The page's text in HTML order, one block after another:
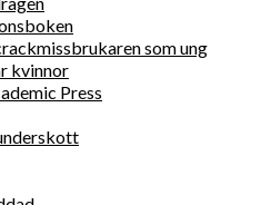
som ung
kvinnor
Press